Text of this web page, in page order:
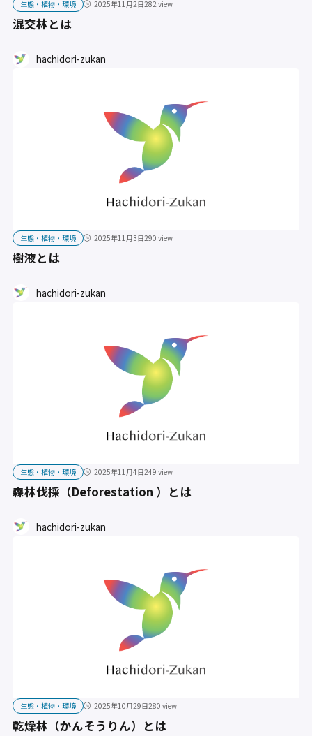
生態・植物・環境 2025年11月2日282 view
混交林とは
hachidori-zukan
生態・植物・環境 2025年11月3日290 view
樹液とは
hachidori-zukan
生態・植物・環境 2025年11月4日249 view
森林伐採（Deforestation ）とは
hachidori-zukan
生態・植物・環境 2025年10月29日280 view
乾燥林（かんそうりん）とは